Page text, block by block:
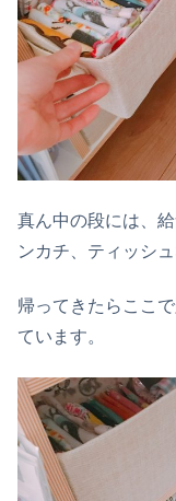
真ん中の段には、
ンカチ、ティッシ
帰ってきたらここ
ています。